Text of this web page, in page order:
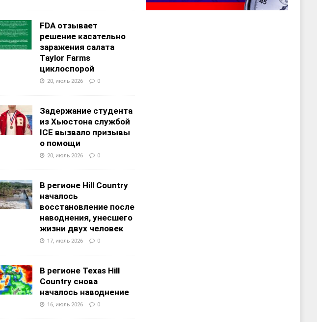
FDA отзывает
решение касательно
заражения салата
Taylor Farms
циклоспорой
20, июль 2026 0
Задержание студента
из Хьюстона службой
ICE вызвало призывы
о помощи
20, июль 2026 0
В регионе Hill Country
началось
восстановление после
наводнения, унесшего
жизни двух человек
17, июль 2026 0
В регионе Texas Hill
Country снова
началось наводнение
16, июль 2026 0